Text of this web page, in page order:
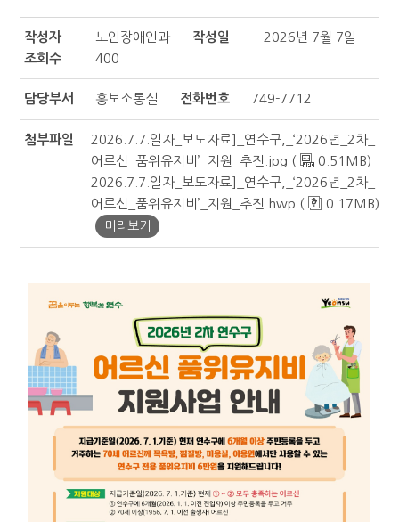
작성자 노인장애인과 작성일
2026년 7월 7일
조회수
400
담당부서 홍보소통실 전화번호 749-7712
첨부파일
2026.7.7.일자_보도자료]_연수구,_‘2026년_2차_
어르신_품위유지비’_지원_추진.jpg (
0.51MB)
2026.7.7.일자_보도자료]_연수구,_‘2026년_2차_
어르신_품위유지비’_지원_추진.hwp (
0.17MB)
미리보기